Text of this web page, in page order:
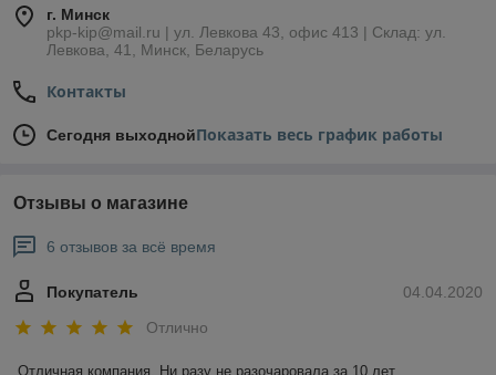
г. Минск
pkp-kip@mail.ru | ул. Левкова 43, офис 413 | Склад: ул.
Левкова, 41, Минск, Беларусь
Контакты
Сегодня выходнойПоказать весь график работы
Отзывы о магазине
6 отзывов за всё время
04.04.2020
Покупатель
Отлично
Отличная компания. Ни разу не разочаровала за 10 лет